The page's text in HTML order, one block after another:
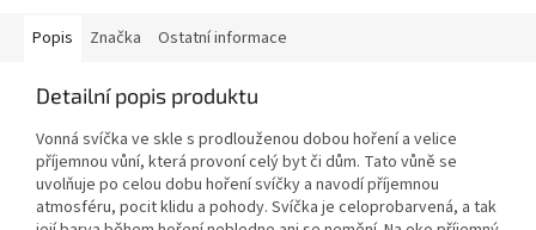
Popis Značka Ostatní informace
Detailní popis produktu
Vonná svíčka ve skle s prodlouženou dobou hoření a velice
příjemnou vůní, která provoní celý byt či dům. Tato vůně se
uvolňuje po celou dobu hoření svíčky a navodí příjemnou
atmosféru, pocit klidu a pohody. Svíčka je celoprobarvená, a tak